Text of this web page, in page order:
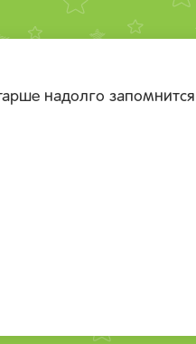
надолго